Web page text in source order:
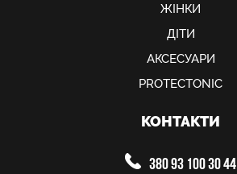
ЖІНКИ
ДІТИ
АКСЕСУАРИ
PROTECTONIC
КОНТАКТИ
380 93 100 30 44